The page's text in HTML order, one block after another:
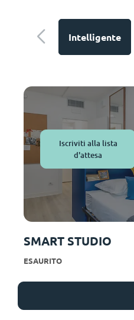
Esterno
Intelligente
Iscriviti alla lista
d'attesa
SMART STUDIO
ESAURITO